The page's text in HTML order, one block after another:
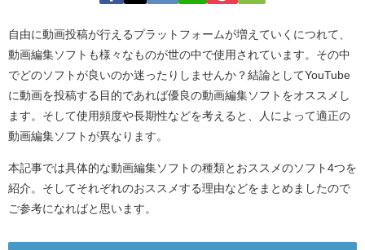
自由に動画投稿が行えるプラットフォームが増えていくにつれて、
動画編集ソフトも様々なものが世の中で使用されています。その中
でどのソフトが良いのか迷ったりしませんか？結論としてYouTube
に動画を投稿する目的であれば優良の動画編集ソフトをオススメし
ます。そして使用頻度や長期性などを考えると、人によって適正の
動画編集ソフトが異なります。
本記事では具体的な動画編集ソフトの種類とおススメのソフト4つを
紹介。そしてそれぞれのおススメする理由などをまとめましたので
ご参考になればと思います。